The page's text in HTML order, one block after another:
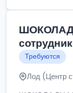
Требуются
Лод (Центр